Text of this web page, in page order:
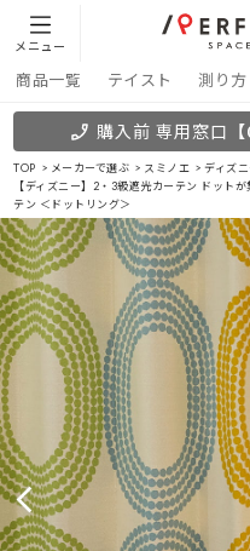
メニュー
商品一覧 テイスト 測り方
購入前 専用窓口
TOP メーカーで選ぶ スミノエ
ディズ
【ディズニー】2・3級遮光カーテン ドット
テン ＜ドットリング＞